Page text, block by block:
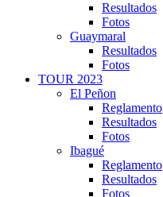
Resultados
Fotos
Guaymaral
Resultados
Fotos
TOUR 2023
El Peñon
Reglamento
Resultados
Fotos
Ibagué
Reglamento
Resultados
Fotos